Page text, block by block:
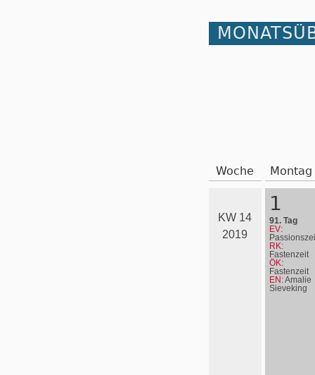
Woche Montag
KW 14
2019
1
91. Tag
EV:
RK:
Fastenzeit
ÖK:
Fastenzeit
EN:Amalie
Sieveking